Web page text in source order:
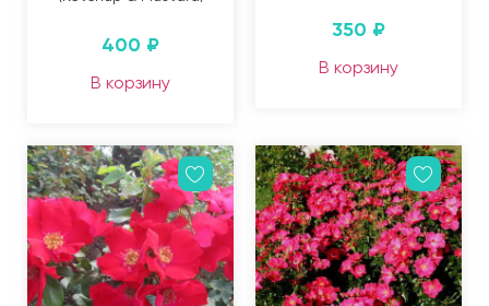
400 ₽
В корзину
350 ₽
В корзину